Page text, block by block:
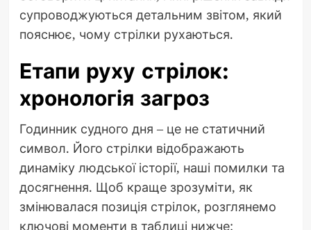
супроводжуються детальним звітом, який
пояснює, чому стрілки рухаються.
Етапи руху стрілок:
хронологія загроз
Годинник судного дня – це не статичний
символ. Його стрілки відображають
динаміку людської історії, наші помилки та
досягнення. Щоб краще зрозуміти, як
змінювалася позиція стрілок, розглянемо
ключові моменти в таблиці нижче: